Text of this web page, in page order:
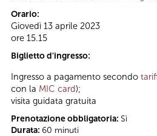
Orario:
Giovedì 13 aprile 2023
ore 15.15
Biglietto d'ingresso:
Ingresso a pagamento secondo
con la MIC card);
visita guidata gratuita
Prenotazione obbligatoria: Sì
Durata: 60 minuti